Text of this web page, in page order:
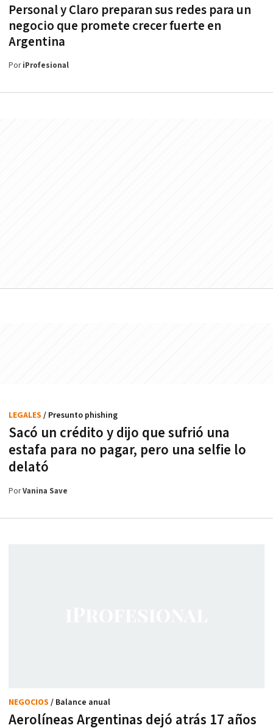
Personal y Claro preparan sus redes para un
negocio que promete crecer fuerte en
Argentina
PoriProfesional
Sacó un crédito y dijo que sufrió una
estafa para no pagar, pero una selfie lo
delató
LEGALES / Presunto phishing
PorVanina Save
Aerolíneas Argentinas dejó atrás 17 años
NEGOCIOS / Balance anual